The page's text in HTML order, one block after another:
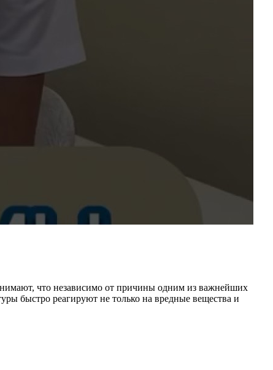
что независимо от причины одним из важнейших
быстро реагируют не только на вредные вещества и